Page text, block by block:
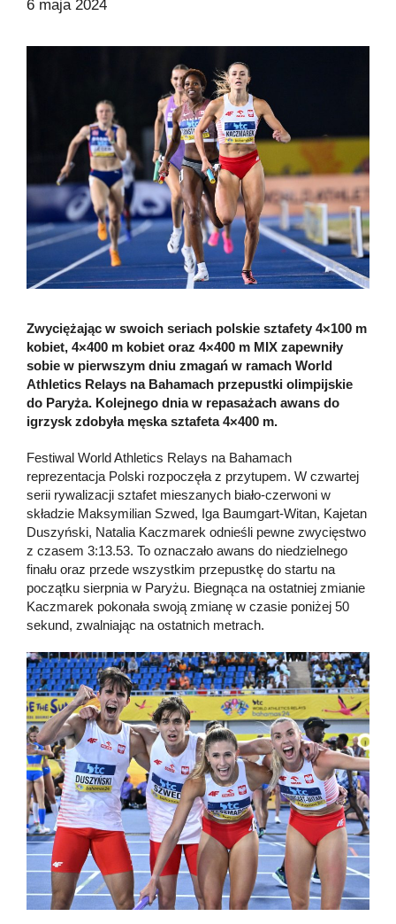
6 maja 2024
Zwyciężając w swoich seriach polskie sztafety 4×100 m
kobiet, 4×400 m kobiet oraz 4×400 m MIX zapewniły
sobie w pierwszym dniu zmagań w ramach World
Athletics Relays na Bahamach przepustki olimpijskie
do Paryża. Kolejnego dnia w repasażach awans do
igrzysk zdobyła męska sztafeta 4×400 m.
Festiwal World Athletics Relays na Bahamach
reprezentacja Polski rozpoczęła z przytupem. W czwartej
serii rywalizacji sztafet mieszanych biało-czerwoni w
składzie Maksymilian Szwed, Iga Baumgart-Witan, Kajetan
Duszyński, Natalia Kaczmarek odnieśli pewne zwycięstwo
z czasem 3:13.53. To oznaczało awans do niedzielnego
finału oraz przede wszystkim przepustkę do startu na
początku sierpnia w Paryżu. Biegnąca na ostatniej zmianie
Kaczmarek pokonała swoją zmianę w czasie poniżej 50
sekund, zwalniając na ostatnich metrach.